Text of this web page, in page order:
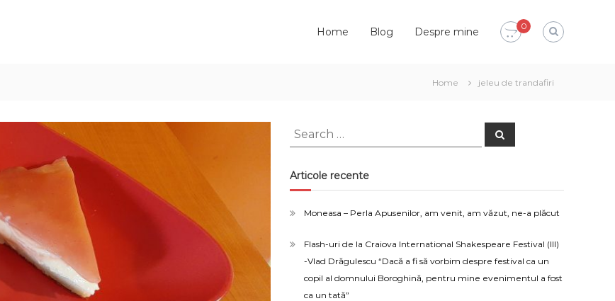
Home Blog Despre mine 0
Home jeleu de trandafiri
Search
for:
Search
Articole recente
Moneasa – Perla Apusenilor, am venit, am văzut, ne-a plăcut
Flash-uri de la Craiova International Shakespeare Festival (III)
-Vlad Drăgulescu “Dacă a fi să vorbim despre festival ca un
copil al domnului Boroghină, pentru mine evenimentul a fost
ca un tată”